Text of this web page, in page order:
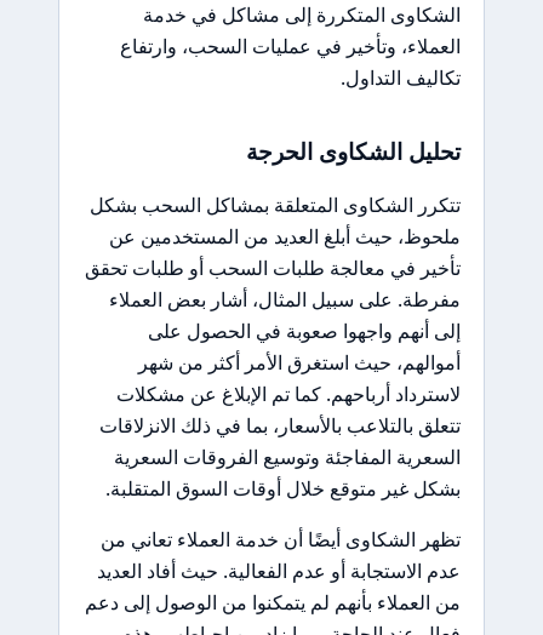
الشكاوى المتكررة إلى مشاكل في خدمة
العملاء، وتأخير في عمليات السحب، وارتفاع
تكاليف التداول.
تحليل الشكاوى الحرجة
تتكرر الشكاوى المتعلقة بمشاكل السحب بشكل
ملحوظ، حيث أبلغ العديد من المستخدمين عن
تأخير في معالجة طلبات السحب أو طلبات تحقق
مفرطة. على سبيل المثال، أشار بعض العملاء
إلى أنهم واجهوا صعوبة في الحصول على
أموالهم، حيث استغرق الأمر أكثر من شهر
لاسترداد أرباحهم. كما تم الإبلاغ عن مشكلات
تتعلق بالتلاعب بالأسعار، بما في ذلك الانزلاقات
السعرية المفاجئة وتوسيع الفروقات السعرية
بشكل غير متوقع خلال أوقات السوق المتقلبة.
تظهر الشكاوى أيضًا أن خدمة العملاء تعاني من
عدم الاستجابة أو عدم الفعالية. حيث أفاد العديد
من العملاء بأنهم لم يتمكنوا من الوصول إلى دعم